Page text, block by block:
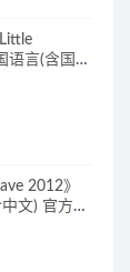
语言(含国
2012》
文) 官方纯